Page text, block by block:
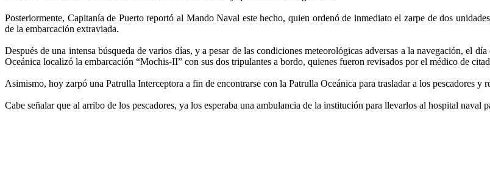
Posteriormente, Capitanía de Puerto reportó al Mando Naval este hecho, quien ordenó de inmediato el zarpe de dos
de la embarcación extraviada.
Después de una intensa búsqueda de varios días, y a pesar de las condiciones meteorológicas adversas a la navegación, el
Oceánica localizó la embarcación “Mochis-II” con sus dos tripulantes a bordo, quienes fueron revisados por el médico de
Asimismo, hoy zarpó una Patrulla Interceptora a fin de encontrarse con la Patrulla Oceánica para trasladar a los pescadores y
Cabe señalar que al arribo de los pescadores, ya los esperaba una ambulancia de la institución para llevarlos al hospital naval